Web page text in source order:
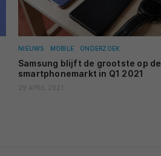
NIEUWS MOBILE ONDERZOEK
Samsung blijft de grootste op de
smartphonemarkt in Q1 2021
29 APRIL 2021